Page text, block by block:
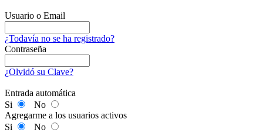
Usuario o Email
¿Todavía no se ha registrado?
Contraseña
¿Olvidó su Clave?
Entrada automática
Si
No
Agregarme a los usuarios activos
Si
No